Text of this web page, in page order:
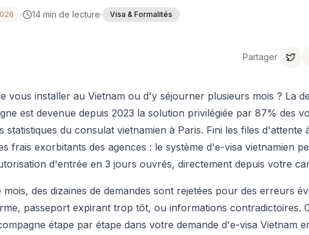
14 min de lecture Visa & Formalités
Partager
vous installer au Vietnam ou d'y séjourner plusieurs mois ? La
est devenue depuis 2023 la solution privilégiée par 87% des
statistiques du consulat vietnamien à Paris. Fini les files d'attente
frais exorbitants des agences : le système d'e-visa vietnamien
d'entrée en 3 jours ouvrés, directement depuis votre
des dizaines de demandes sont rejetées pour des erreurs
passeport expirant trop tôt, ou informations contradictoires.
étape par étape dans votre demande d'e-visa Vietnam